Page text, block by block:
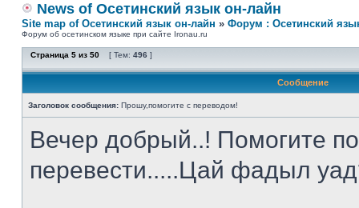
News of Осетинский язык он-лайн
Site map of Осетинский язык он-лайн » Форум : Осетинский
Форум об осетинском языке при сайте Ironau.ru
Страница 5 из 50 [ Тем: 496 ]
Сообщение
Заголовок сообщения: Прошу,помогите с переводом!
Вечер добрый..! Помогите
перевести.....Цай фадыл